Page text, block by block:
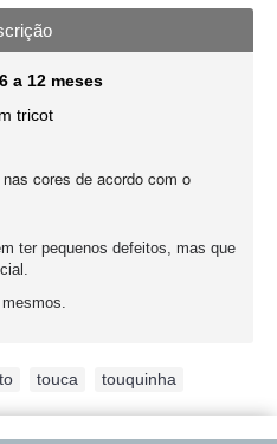
a 12 meses
tricot
cores de acordo com o
ter pequenos defeitos, mas que
touca touquinha